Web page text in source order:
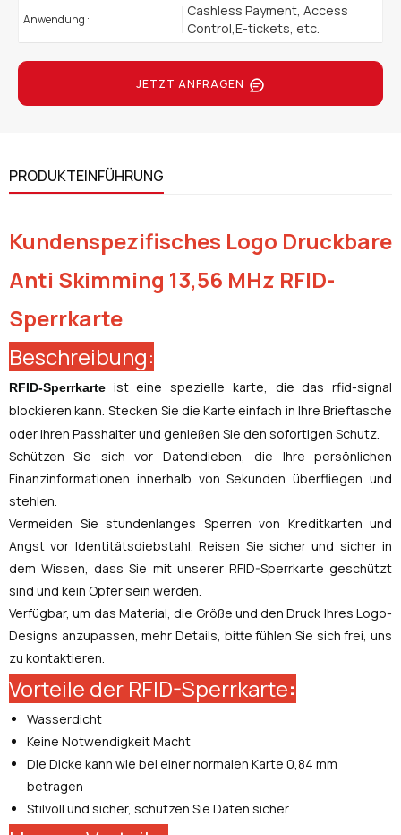
Anwendung :
Cashless Payment, Access
Control,E-tickets, etc.
JETZT ANFRAGEN
PRODUKTEINFÜHRUNG
Kundenspezifisches Logo Druckbare
Anti Skimming 13,56 MHz RFID-
Sperrkarte
Beschreibung:
RFID-Sperrkarte ist eine spezielle karte, die das rfid-signal
blockieren kann. Stecken Sie die Karte einfach in Ihre Brieftasche
oder Ihren Passhalter und genießen Sie den sofortigen Schutz.
Schützen Sie sich vor Datendieben, die Ihre persönlichen
Finanzinformationen innerhalb von Sekunden überfliegen und
stehlen.
Vermeiden Sie stundenlanges Sperren von Kreditkarten und
Angst vor Identitätsdiebstahl. Reisen Sie sicher und sicher in
dem Wissen, dass Sie mit unserer RFID-Sperrkarte geschützt
sind und kein Opfer sein werden.
Verfügbar, um das Material, die Größe und den Druck Ihres Logo-
Designs anzupassen, mehr Details, bitte fühlen Sie sich frei, uns
zu kontaktieren.
Vorteile der RFID-Sperrkarte:
Wasserdicht
Keine Notwendigkeit Macht
Die Dicke kann wie bei einer normalen Karte 0,84 mm
betragen
Stilvoll und sicher, schützen Sie Daten sicher